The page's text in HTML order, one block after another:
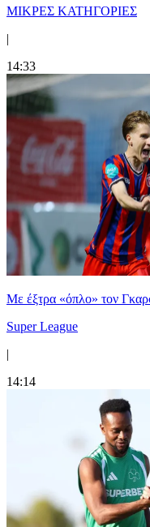
ΜΙΚΡΕΣ ΚΑΤΗΓΟΡΙΕΣ
|
14:33
Mε έξτρα «όπλο» τον
Super League
|
14:14